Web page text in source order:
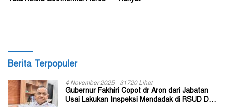
Berita Terpopuler
4 November 2025 31720 Lihat
Gubernur Fakhiri Copot dr Aron dari Jabatan
Usai Lakukan Inspeksi Mendadak di RSUD Dok